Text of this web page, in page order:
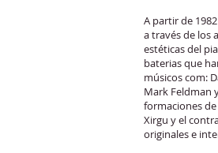
A partir de
a través de los
estéticas del
baterias que
músicos com:
Mark Feldman
formaciones
Xirgu y el
originales e